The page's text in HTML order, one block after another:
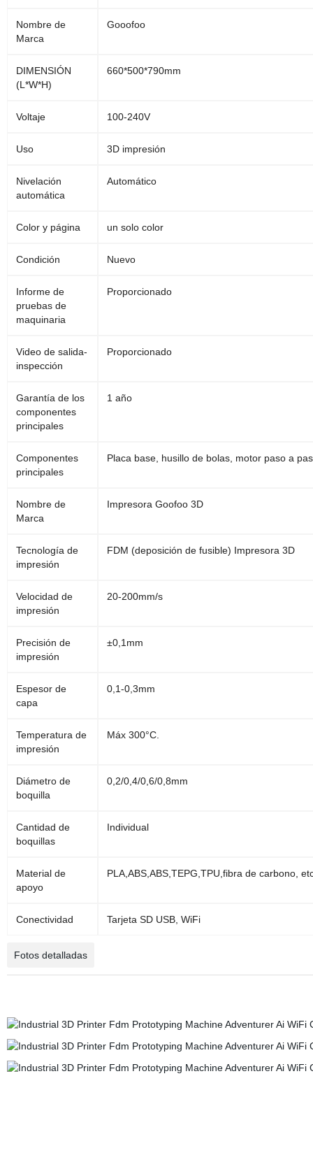
Nombre de
Marca
Gooofoo
DIMENSIÓN
(L*W*H)
660*500*790mm
Voltaje 100-240V
Uso 3D impresión
Nivelación
automática
Automático
Color y página un solo color
Condición Nuevo
Informe de
pruebas de
maquinaria
Proporcionado
Video de salida-
inspección
Proporcionado
Garantía de los
componentes
principales
1 año
Componentes
principales
Placa base, husillo de bolas, motor paso a
Nombre de
Marca
Impresora Goofoo 3D
Tecnología de
impresión
FDM (deposición de fusible) Impresora 3D
Velocidad de
impresión
20-200mm/s
Precisión de
impresión
±0,1mm
Espesor de
capa
0,1-0,3mm
Temperatura de
impresión
Máx 300°C.
Diámetro de
boquilla
0,2/0,4/0,6/0,8mm
Cantidad de
boquillas
Individual
Material de
apoyo
PLA,ABS,ABS,TEPG,TPU,fibra de carbono,
Conectividad Tarjeta SD USB, WiFi
Fotos detalladas